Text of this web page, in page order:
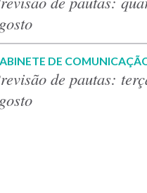
DE
de pautas: